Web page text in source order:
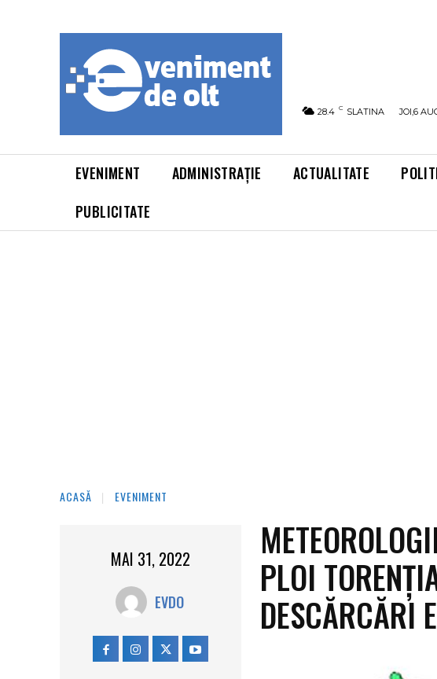
28.4 C SLATINA JOI,6
EVENIMENT ADMINISTRAȚIE ACTUALITATE
PUBLICITATE
ACASĂ EVENIMENT
MAI 31, 2022
EVDO
PLOI
DESCĂRCĂRI